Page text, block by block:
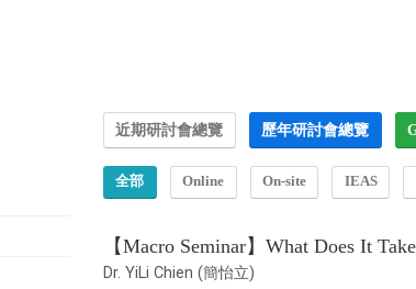
近期研討會總覽 歷年研討會總覽
全部 Online On-site IEAS
【Macro Seminar】What Does It
Dr. YiLi Chien (簡怡立)